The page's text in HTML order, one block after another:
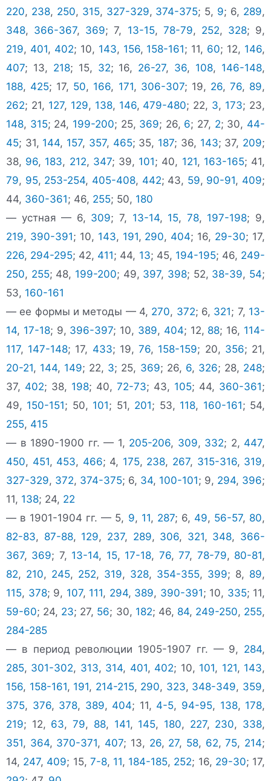
220, 238, 250, 315, 327-329, 374-375; 5, 9; 6, 289,
348, 366-367, 369; 7, 13-15, 78-79, 252, 328; 9,
219, 401, 402; 10, 143, 156, 158-161; 11, 60; 12, 146,
407; 13, 218; 15, 32; 16, 26-27, 36, 108, 146-148,
188, 425; 17, 50, 166, 171, 306-307; 19, 26, 76, 89,
262; 21, 127, 129, 138, 146, 479-480; 22, 3, 173; 23,
148, 315; 24, 199-200; 25, 369; 26, 6; 27, 2; 30, 44-
45; 31, 144, 157, 357, 465; 35, 187; 36, 143; 37, 209;
38, 96, 183, 212, 347; 39, 101; 40, 121, 163-165; 41,
79, 95, 253-254, 405-408, 442; 43, 59, 90-91, 409;
44, 360-361; 46, 255; 50, 180
— устная — 6, 309; 7, 13-14, 15, 78, 197-198; 9,
219, 390-391; 10, 143, 191, 290, 404; 16, 29-30; 17,
226, 294-295; 42, 411; 44, 13; 45, 194-195; 46, 249-
250, 255; 48, 199-200; 49, 397, 398; 52, 38-39, 54;
53, 160-161
— ее формы и методы — 4, 270, 372; 6, 321; 7, 13-
14, 17-18; 9, 396-397; 10, 389, 404; 12, 88; 16, 114-
117, 147-148; 17, 433; 19,76, 158-159; 20, 356; 21,
20-21, 144, 149; 22, 3; 25, 369; 26, 6, 326; 28, 248;
37, 402; 38, 198; 40, 72-73; 43, 105; 44, 360-361;
49, 150-151; 50, 101; 51, 201; 53, 118, 160-161; 54,
255, 415
— в 1890-1900 гг. — 1, 205-206, 309, 332; 2, 447,
450, 451, 453, 466; 4, 175, 238, 267, 315-316, 319,
327-329, 372, 374-375; 6, 34, 100-101; 9, 294, 396;
11, 138; 24, 22
— в 1901-1904 гг. — 5, 9, 11, 287; 6, 49, 56-57, 80,
82-83, 87-88, 129, 237, 289, 306, 321, 348, 366-
367, 369; 7, 13-14, 15, 17-18, 76,77, 78-79, 80-81,
82, 210, 245, 252, 319, 328, 354-355, 399; 8, 89,
115, 378; 9, 107, 111, 294, 389, 390-391; 10, 335; 11,
59-60; 24, 23; 27, 56; 30, 182; 46, 84, 249-250, 255,
284-285
— в период революции 1905-1907 гг. — 9, 284,
285, 301-302, 313, 314, 401, 402; 10, 101, 121, 143,
156, 158-161, 191, 214-215, 290, 323, 348-349, 359,
375, 376, 378, 389, 404; 11, 4-5, 94-95, 138, 178,
219; 12, 63,79, 88, 141, 145, 180, 227, 230, 338,
351, 364, 370-371, 407; 13, 26, 27, 58, 62,75, 214;
14, 247, 409; 15, 7-8, 11, 184-185, 252; 16, 29-30; 17,